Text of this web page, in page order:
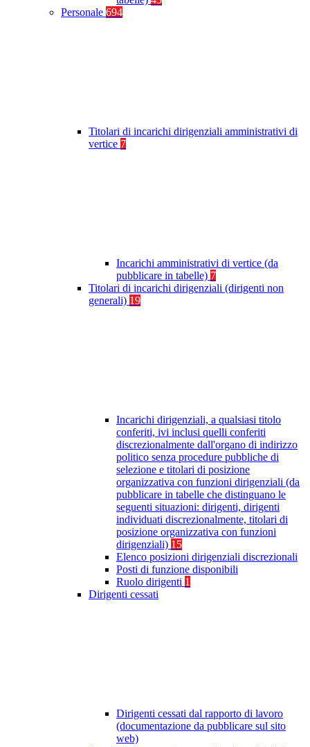
Personale 694
Titolari di incarichi dirigenziali amministrativi di
vertice 7
Incarichi amministrativi di vertice (da
pubblicare in tabelle) 7
Titolari di incarichi dirigenziali (dirigenti non
generali) 19
Incarichi dirigenziali, a qualsiasi titolo
conferiti, ivi inclusi quelli conferiti
discrezionalmente dall'organo di indirizzo
politico senza procedure pubbliche di
selezione e titolari di posizione
organizzativa con funzioni dirigenziali (da
pubblicare in tabelle che distinguano le
seguenti situazioni: dirigenti, dirigenti
individuati discrezionalmente, titolari di
posizione organizzativa con funzioni
dirigenziali) 15
Elenco posizioni dirigenziali discrezionali
Posti di funzione disponibili
Ruolo dirigenti 1
Dirigenti cessati
Dirigenti cessati dal rapporto di lavoro
(documentazione da pubblicare sul sito
web)